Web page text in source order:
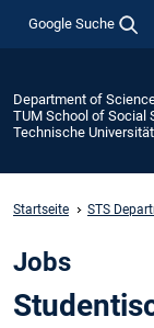
Google Suche
Department of
TUM School of Social
Technische
Startseite STS
Jobs